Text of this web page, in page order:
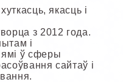
якасць і
з 2012 года.
і
ў сферы
сайтаў і